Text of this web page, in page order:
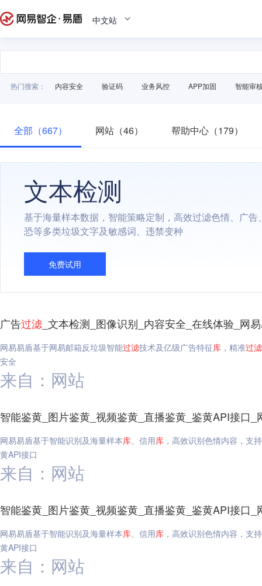
中文站
热门搜索： 内容安全 验证码 业务风控 APP加固 智能审
全部（667） 网站（46） 帮助中心（179）
文本检测
基于海量样本数据，智能策略定制，高效过滤色情、广告
恐等多类垃圾文字及敏感词、违禁变种
免费试用
广告过滤 _文本检测_图像识别_内容安全_在线体验_网
网易易盾基于网易邮箱反垃圾智能过滤技术及亿级广告特征库 ，精准过滤
安全
来自：网站
智能鉴黄_图片鉴黄_视频鉴黄_直播鉴黄_鉴黄API接口_
网易易盾基于智能识别及海量样本库、信用库 ，高效识别色情内容，支
黄API接口
来自：网站
智能鉴黄_图片鉴黄_视频鉴黄_直播鉴黄_鉴黄API接口_
网易易盾基于智能识别及海量样本库、信用库 ，高效识别色情内容，支
黄API接口
来自：网站